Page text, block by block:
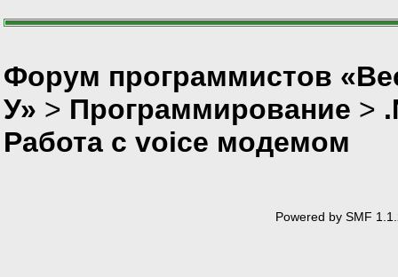
Форум программистов
У» > Программирование >
Работа с voice модемом
Powered by SMF